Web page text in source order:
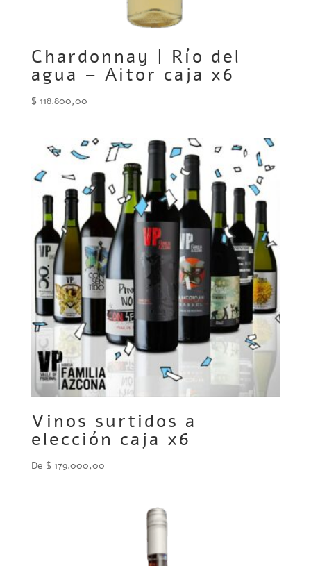
Chardonnay | Río del
agua – Aitor caja x6
$ 118.800,00
Vinos surtidos a
elección caja x6
De $ 179.000,00